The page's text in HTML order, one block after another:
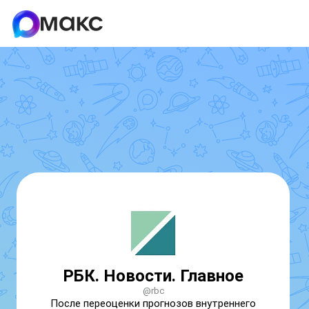
РБК. Новости. Главное
@rbc
После переоценки прогнозов внутреннего